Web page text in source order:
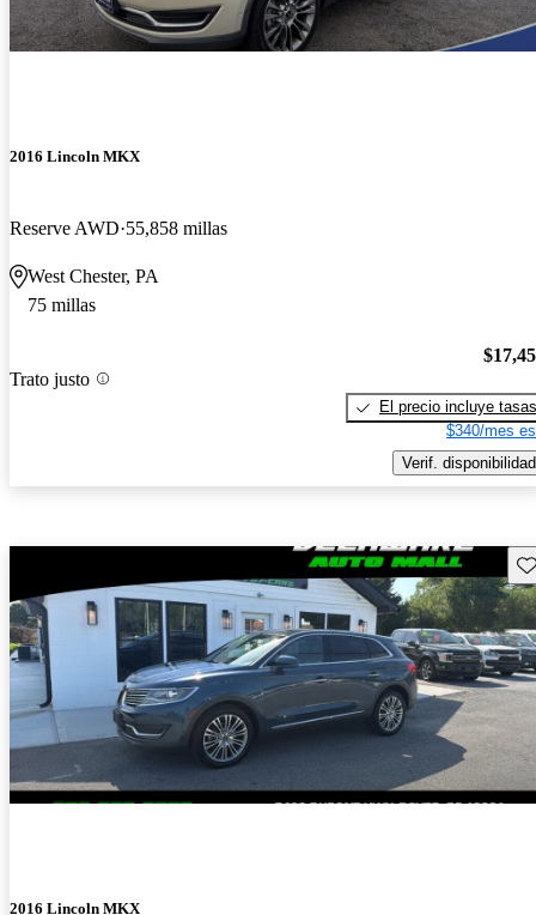
2016 Lincoln MKX
Reserve AWD 55,858 millas
West Chester, PA
75 millas
Trato justo
El precio incluye tasas
$340/mes
Verif. disponibilidad
2016 Lincoln MKX